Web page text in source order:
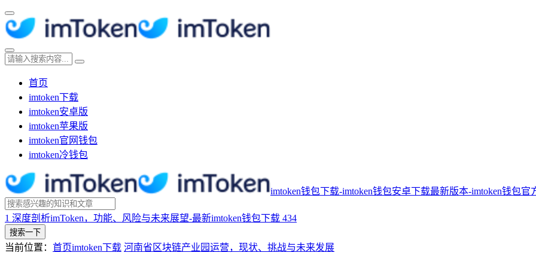
首页
imtoken下载
imtoken安卓版
imtoken苹果版
imtoken官网钱包
imtoken冷钱包
imtoken钱包下载-imtoken钱包安卓下载最新版本-imtoken钱包官
1 深度剖析imToken，功能、风险与未来展望-最新imtoken钱包下载 434
搜索一下
当前位置： 首页imtoken下载 河南省区块链产业园运营，现状、挑战与未来发展